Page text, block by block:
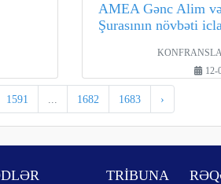
AMEA Gənc Alim
Şurasının növbəti
12-
1591 1682 1683 ›
TRİBUNA